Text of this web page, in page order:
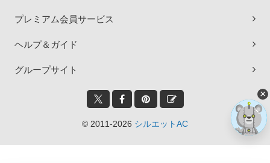
プレミアム会員サービス
ヘルプ＆ガイド
グループサイト
© 2011-2026 シルエットAC
×